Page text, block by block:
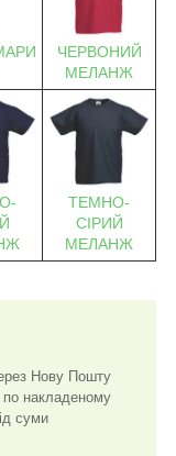
ЧЕРВОНИЙ
МЕЛАНЖ
ТЕМНО-
СІРИЙ
МЕЛАНЖ
Нову Пошту
по накладеному
суми